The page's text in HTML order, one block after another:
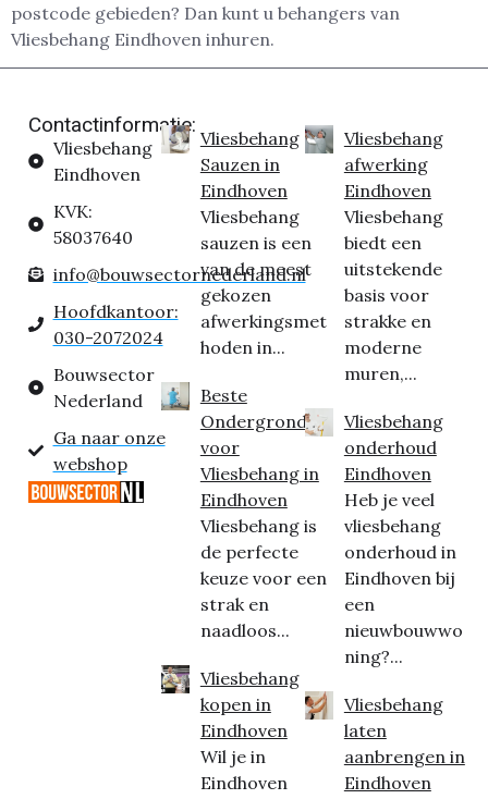
postcode gebieden? Dan kunt u behangers van
Vliesbehang Eindhoven inhuren.
Contactinformatie:
Vliesbehang
Eindhoven
KVK:
58037640
info@bouwsectornederland.nl
Hoofdkantoor:
030-2072024
Bouwsector
Nederland
Ga naar onze
webshop
Vliesbehang
Sauzen in
Eindhoven
Vliesbehang
sauzen is een
van de meest
gekozen
afwerkingsmet
hoden in...
Beste
Ondergrond
voor
Vliesbehang in
Eindhoven
Vliesbehang is
de perfecte
keuze voor een
strak en
naadloos...
Vliesbehang
kopen in
Eindhoven
Wil je in
Eindhoven
Vliesbehang
afwerking
Eindhoven
Vliesbehang
biedt een
uitstekende
basis voor
strakke en
moderne
muren,...
Vliesbehang
onderhoud
Eindhoven
Heb je veel
vliesbehang
onderhoud in
Eindhoven bij
een
nieuwbouwwo
ning?...
Vliesbehang
laten
aanbrengen in
Eindhoven